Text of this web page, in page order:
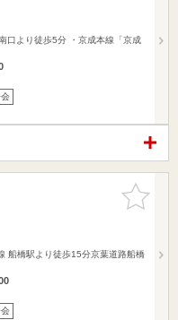
口より徒歩5分 ・京成本線「京成
お気に入
りに追加
船橋駅より徒歩15分京葉道路船橋